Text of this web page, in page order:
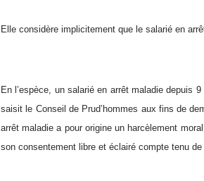
Elle considère implicitement que le salarié en
En l’espèce, un salarié en arrêt maladie depuis
saisit le Conseil de Prud’hommes aux fins de
arrêt maladie a pour origine un harcèlement
son consentement libre et éclairé compte tenu